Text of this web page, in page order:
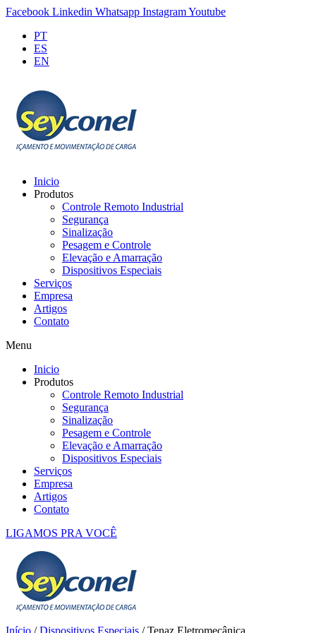
Facebook Linkedin Whatsapp InstagramYoutube
PT
ES
EN
Inicio
Produtos
Controle Remoto Industrial
Segurança
Sinalização
Pesagem e Controle
Elevação e Amarração
Dispositivos Especiais
Serviços
Empresa
Artigos
Contato
Menu
Inicio
Produtos
Controle Remoto Industrial
Segurança
Sinalização
Pesagem e Controle
Elevação e Amarração
Dispositivos Especiais
Serviços
Empresa
Artigos
Contato
LIGAMOS PRA VOCÊ
Início /Dispositivos Especiais / Tenaz Eletromecânica